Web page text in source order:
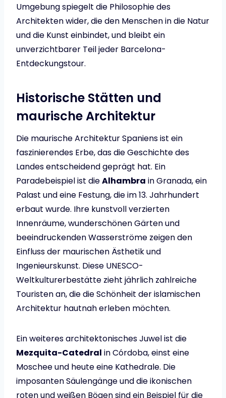
Umgebung spiegelt die Philosophie des
Architekten wider, die den Menschen in die Natur
und die Kunst einbindet, und bleibt ein
unverzichtbarer Teil jeder Barcelona-
Entdeckungstour.
Historische Stätten und
maurische Architektur
Die maurische Architektur Spaniens ist ein
faszinierendes Erbe, das die Geschichte des
Landes entscheidend geprägt hat. Ein
Paradebeispiel ist dieAlhambra in Granada, ein
Palast und eine Festung, die im 13. Jahrhundert
erbaut wurde. Ihre kunstvoll verzierten
Innenräume, wunderschönen Gärten und
beeindruckenden Wasserströme zeigen den
Einfluss der maurischen Ästhetik und
Ingenieurskunst. Diese UNESCO-
Weltkulturerbestätte zieht jährlich zahlreiche
Touristen an, die die Schönheit der islamischen
Architektur hautnah erleben möchten.
Ein weiteres architektonisches Juwel ist die
Mezquita-Catedral in Córdoba, einst eine
Moschee und heute eine Kathedrale. Die
imposanten Säulengänge und die ikonischen
roten und weißen Bögen sind ein Beispiel für die